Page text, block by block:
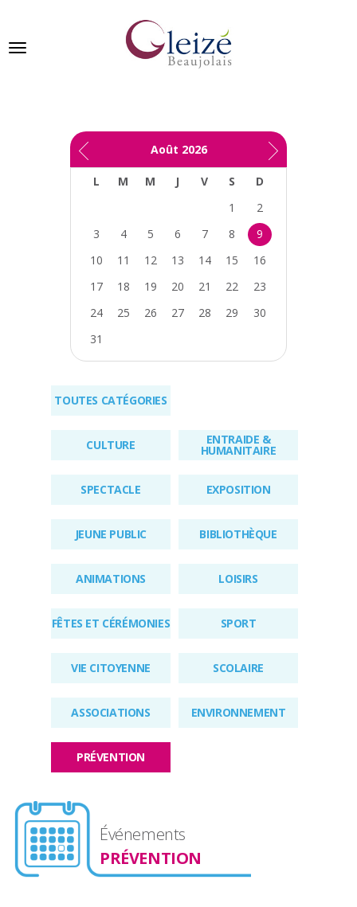
Ville de Gleizé en beaujolais
PUBLICATIONS
Août 2026
L M M J V S
D
1
2
3
4 5 6 7 8
9
10
11 12 13 14 15
16
17
18 19 20 21 22
23
24
25 26 27 28 29
30
31
TOUTES CATÉGORIES
CULTURE ENTRAIDE &
HUMANITAIRE
SPECTACLE EXPOSITION
JEUNE PUBLIC BIBLIOTHÈQUE
ANIMATIONS LOISIRS
FÊTES ET CÉRÉMONIES SPORT
VIE CITOYENNE SCOLAIRE
ASSOCIATIONS ENVIRONNEMENT
PRÉVENTION
Événements
PRÉVENTION